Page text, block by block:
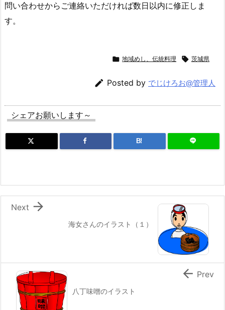
問い合わせからご連絡いただければ数日以内に修正しま
す。
 地域めし、伝統料理  茨城県
 Posted by でじけろお@管理人
シェアお願いします～
B!
海女さんのイラスト（１）

Next
八丁味噌のイラスト
 Prev